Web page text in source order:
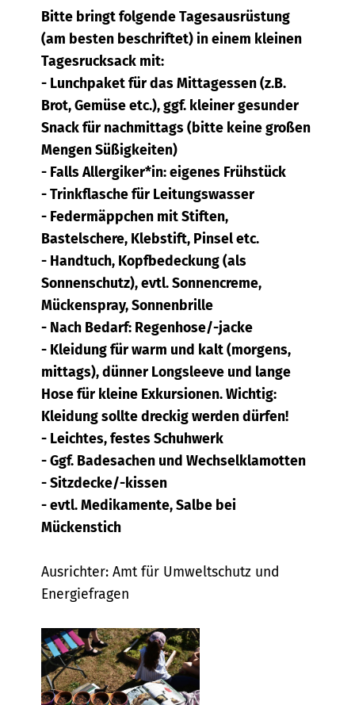
Bitte bringt folgende Tagesausrüstung
(am besten beschriftet) in einem kleinen
Tagesrucksack mit:
- Lunchpaket für das Mittagessen (z.B.
Brot, Gemüse etc.), ggf. kleiner gesunder
Snack für nachmittags (bitte keine großen
Mengen Süßigkeiten)
- Falls Allergiker*in: eigenes Frühstück
- Trinkflasche für Leitungswasser
- Federmäppchen mit Stiften,
Bastelschere, Klebstift, Pinsel etc.
- Handtuch, Kopfbedeckung (als
Sonnenschutz), evtl. Sonnencreme,
Mückenspray, Sonnenbrille
- Nach Bedarf: Regenhose/-jacke
- Kleidung für warm und kalt (morgens,
mittags), dünner Longsleeve und lange
Hose für kleine Exkursionen. Wichtig:
Kleidung sollte dreckig werden dürfen!
- Leichtes, festes Schuhwerk
- Ggf. Badesachen und Wechselklamotten
- Sitzdecke/-kissen
- evtl. Medikamente, Salbe bei
Mückenstich
Ausrichter: Amt für Umweltschutz und
Energiefragen